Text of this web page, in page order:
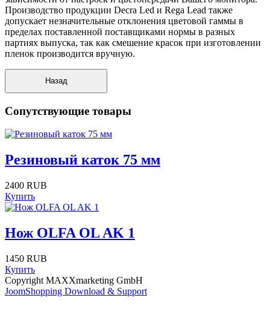
Производство продукции Decra Led и Rega Lead также
допускает незначительные отклонения цветовой гаммы в
пределах поставленной поставщиками нормы в разных
партиях выпуска, так как смешение красок при изготовлении
пленок производится вручную.
Сопутствующие товары
Резиновый каток 75 мм
2400 RUB
Купить
Нож OLFA OL AK 1
1450 RUB
Купить
Copyright MAXXmarketing GmbH
JoomShopping Download & Support